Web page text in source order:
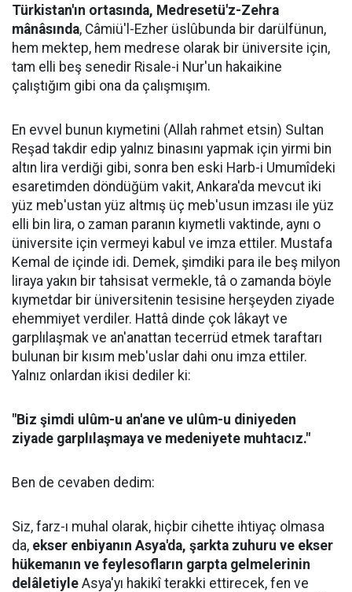
Türkistan'ın ortasında, Medresetü'z-Zehra
mânâsında, Câmiü'l-Ezher üslûbunda bir darülfünun,
hem mektep, hem medrese olarak bir üniversite için,
tam elli beş senedir Risale-i Nur'un hakaikine
çalıştığım gibi ona da çalışmışım.
En evvel bunun kıymetini (Allah rahmet etsin) Sultan
Reşad takdir edip yalnız binasını yapmak için yirmi bin
altın lira verdiği gibi, sonra ben eski Harb-i Umumîdeki
esaretimden döndüğüm vakit, Ankara'da mevcut iki
yüz meb'ustan yüz altmış üç meb'usun imzası ile yüz
elli bin lira, o zaman paranın kıymetli vaktinde, aynı o
üniversite için vermeyi kabul ve imza ettiler. Mustafa
Kemal de içinde idi. Demek, şimdiki para ile beş milyon
liraya yakın bir tahsisat vermekle, tâ o zamanda böyle
kıymetdar bir üniversitenin tesisine herşeyden ziyade
ehemmiyet verdiler. Hattâ dinde çok lâkayt ve
garplılaşmak ve an'anattan tecerrüd etmek taraftarı
bulunan bir kısım meb'uslar dahi onu imza ettiler.
Yalnız onlardan ikisi dediler ki:
"Biz şimdi ulûm-u an'ane ve ulûm-u diniyeden
ziyade garplılaşmaya ve medeniyete muhtacız."
Ben de cevaben dedim:
Siz, farz-ı muhal olarak, hiçbir cihette ihtiyaç olmasa
da, ekser enbiyanın Asya'da, şarkta zuhuru ve ekser
hükemanın ve feylesofların garpta gelmelerinin
delâletiyle Asya'yı hakikî terakki ettirecek, fen ve